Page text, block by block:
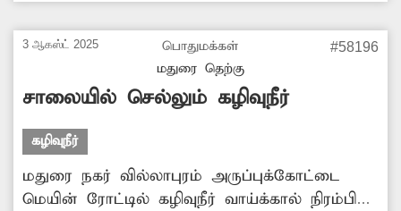
வடிந்து செல்ல கூடுதல் வடிகால் வசதி
ஏற்படுத்தி தர வேண்டும்.
3 ஆகஸ்ட் 2025
பொதுமக்கள்
மதுரை தெற்கு
#58196
சாலையில் செல்லும் கழிவுநீர்
கழிவுநீர்
மதுரை நகர் வில்லாபுரம் அருப்புக்கோட்டை
மெயின் ரோட்டில் கழிவுநீர் வாய்க்கால் நிரம்பி